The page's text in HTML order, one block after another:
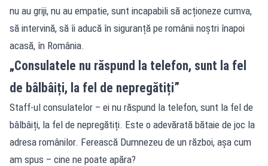
nu au griji, nu au empatie, sunt incapabili să acționeze cumva,
să intervină, să îi aducă în siguranță pe românii noștri înapoi
acasă, în România.
„Consulatele nu răspund la telefon, sunt la fel
de bâlbâiți, la fel de nepregătiți”
Staff-ul consulatelor – ei nu răspund la telefon, sunt la fel de
bâlbâiți, la fel de nepregătiți. Este o adevărată bătaie de joc la
adresa românilor. Ferească Dumnezeu de un război, așa cum
am spus – cine ne poate apăra?